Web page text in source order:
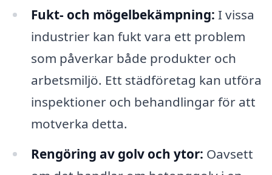
Fukt- och mögelbekämpning: I vissa
industrier kan fukt vara ett problem
som påverkar både produkter och
arbetsmiljö. Ett städföretag kan utföra
inspektioner och behandlingar för att
motverka detta.
Rengöring av golv och ytor: Oavsett